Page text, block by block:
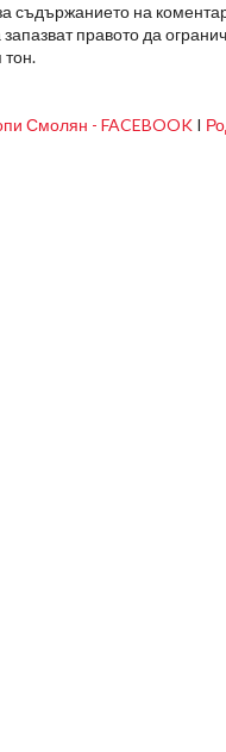
съдържанието на
правото да
тон.
Смолян - FACEBOOK I